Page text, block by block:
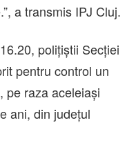
a transmis IPJ Cluj.
polițiștii Secției
pentru control un
pe raza aceleiași
ani, din județul